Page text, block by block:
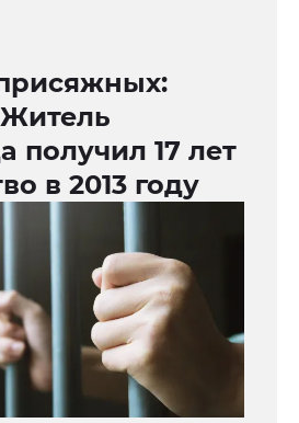
получил 17 лет
в 2013 году